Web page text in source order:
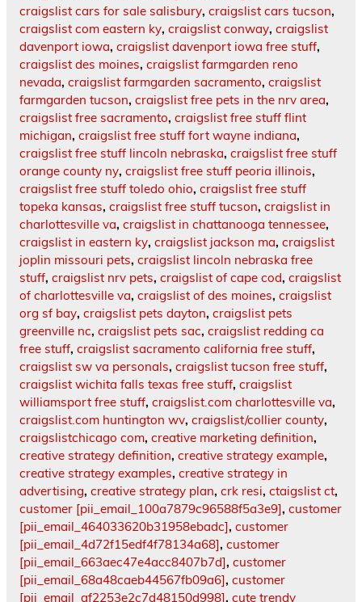
craigslist cars for sale salisbury, craigslist cars tucson,
craigslist com eastern ky, craigslist conway, craigslist
davenport iowa, craigslist davenport iowa free stuff,
craigslist des moines, craigslist farmgarden reno
nevada, craigslist farmgarden sacramento, craigslist
farmgarden tucson, craigslist free pets in the nrv area,
craigslist free sacramento, craigslist free stuff flint
michigan, craigslist free stuff fort wayne indiana,
craigslist free stuff lincoln nebraska, craigslist free stuff
orange county ny, craigslist free stuff peoria illinois,
craigslist free stuff toledo ohio, craigslist free stuff
topeka kansas, craigslist free stuff tucson, craigslist in
charlottesville va, craigslist in chattanooga tennessee,
craigslist in eastern ky, craigslist jackson ma, craigslist
joplin missouri pets, craigslist lincoln nebraska free
stuff, craigslist nrv pets, craigslist of cape cod, craigslist
of charlottesville va, craigslist of des moines, craigslist
org sf bay, craigslist pets dayton, craigslist pets
greenville nc, craigslist pets sac, craigslist redding ca
free stuff, craigslist sacramento california free stuff,
craigslist sw va personals, craigslist tucson free stuff,
craigslist wichita falls texas free stuff, craigslist
williamsport free stuff, craigslist.com charlottesville va,
craigslist.com huntington wv, craigslist/collier county,
craigslistchicago com, creative marketing definition,
creative strategy definition, creative strategy example,
creative strategy examples, creative strategy in
advertising, creative strategy plan, crk resi, ctaigslist ct,
customer [pii_email_100a7879c96588f5a3e9], customer
[pii_email_464033620b31958ebadc], customer
[pii_email_4d72f15edf4f78134a68], customer
[pii_email_663aec47e4acc8407b7d], customer
[pii_email_68a48caeb44567fb09a6], customer
[pii_email_af2253e2c7d48150d998], cute trendy